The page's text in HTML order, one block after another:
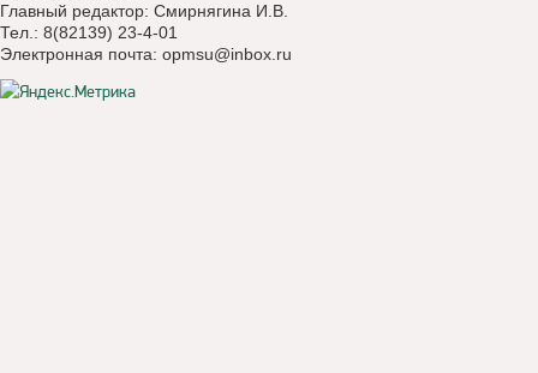
Главный редактор: Смирнягина И.В.
Тел.: 8(82139) 23-4-01
Электронная почта: opmsu@inbox.ru